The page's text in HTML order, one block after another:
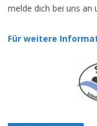
a
melde dich bei uns an
Für weitere